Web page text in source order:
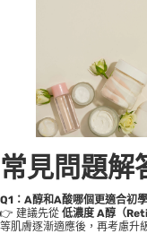
常見問題解
Q1：A醇和A酸哪個更適合初
👉 建議先從 低濃度 A醇（
等肌膚逐漸適應後，再考慮升